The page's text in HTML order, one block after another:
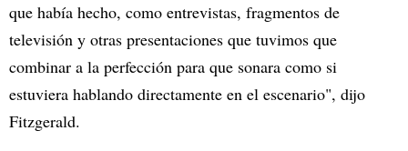
que había hecho, como entrevistas, fragmentos de
televisión y otras presentaciones que tuvimos que
combinar a la perfección para que sonara como si
estuviera hablando directamente en el escenario", dijo
Fitzgerald.